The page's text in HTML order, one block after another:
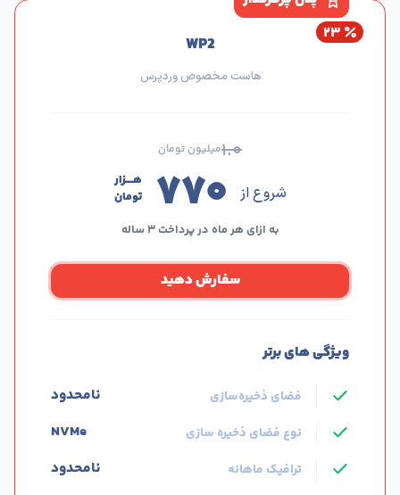
۲۳ WP2
هاست مخصوص وردپرس
۱.۰میلیون تومان
شروع از ۷۷۰
هــــزار
تومان
به ازای هر ماه در پرداخت ۳ ساله
سفارش دهید
ویژگی های برتر
فضای ذخیره‌سازی نامحدود
نوع فضای ذخیره سازی NVMe
ترافیک ماهانه نامحدود